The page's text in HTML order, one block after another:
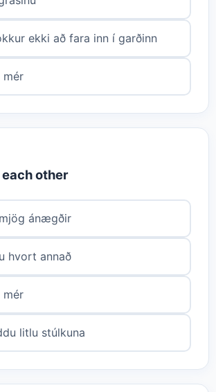
ekki að fara inn í garðinn
other
ánægðir
hvort annað
litlu stúlkuna